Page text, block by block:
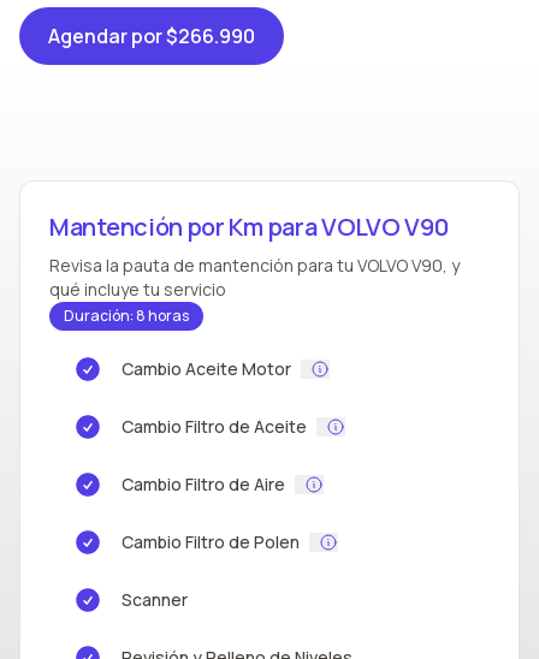
Agendarpor $266.990
Mantención por Km para VOLVO V90
Revisa la pauta de mantención para tu VOLVO V90, y
qué incluye tu servicio
Duración: 8 horas
Cambio Aceite Motor
Cambio Filtro de Aceite
Cambio Filtro de Aire
Cambio Filtro de Polen
Scanner